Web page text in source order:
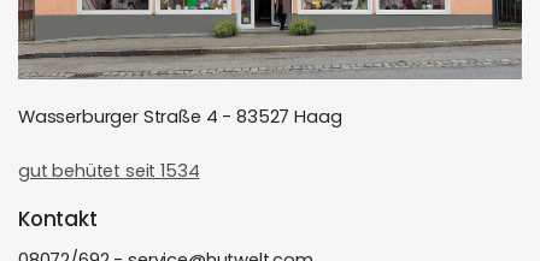
Wasserburger Straße 4 - 83527 Haag
gut behütet seit 1534
Kontakt